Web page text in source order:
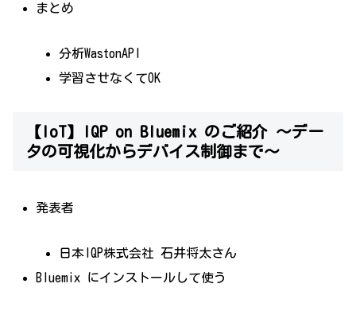
まとめ
分析WastonAPI
学習させなくてOK
【IoT】IQP on Bluemix のご紹介 〜デー
タの可視化からデバイス制御まで〜
発表者
日本IQP株式会社 石井将太さん
Bluemix にインストールして使う